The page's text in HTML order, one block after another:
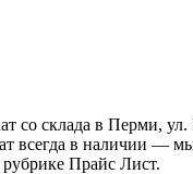
со склада в Перми,
в наличии —
Прайс Лист.